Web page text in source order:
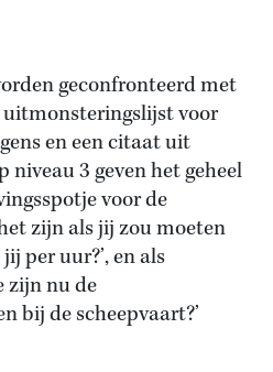
geconfronteerd met
voor
en een citaat uit
niveau 3 geven het geheel
voor de
zijn als jij zou moeten
per uur?’, en als
zijn nu de
bij de scheepvaart?’